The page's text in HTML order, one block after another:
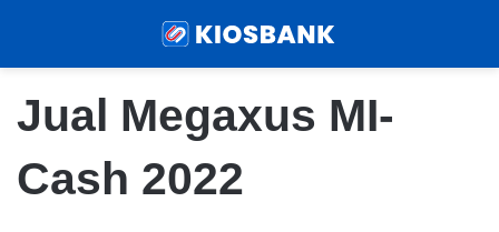
Jual Megaxus MI-
Cash 2022